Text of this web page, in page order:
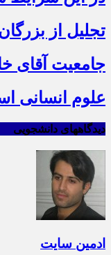
تجلیل از
جامعیت آقای
علوم انسانی
دیدگاههای دانشجویی
ادمین سایت